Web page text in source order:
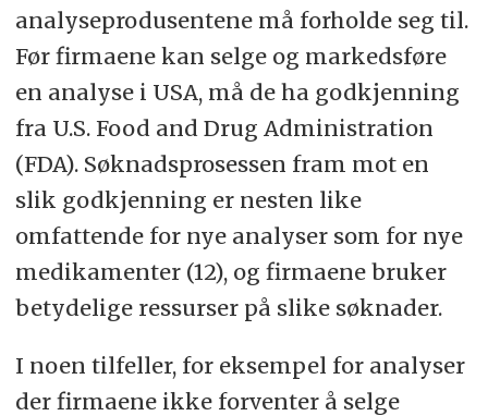
analyseprodusentene må forholde seg til.
Før firmaene kan selge og markedsføre
en analyse i USA, må de ha godkjenning
fra U.S. Food and Drug Administration
(FDA). Søknadsprosessen fram mot en
slik godkjenning er nesten like
omfattende for nye analyser som for nye
medikamenter (12), og firmaene bruker
betydelige ressurser på slike søknader.
I noen tilfeller, for eksempel for analyser
der firmaene ikke forventer å selge